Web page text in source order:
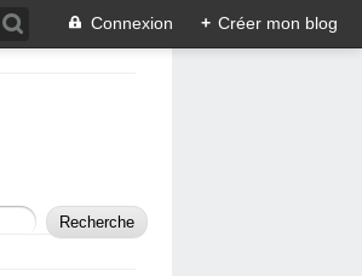
Connexion + Créer mon blog